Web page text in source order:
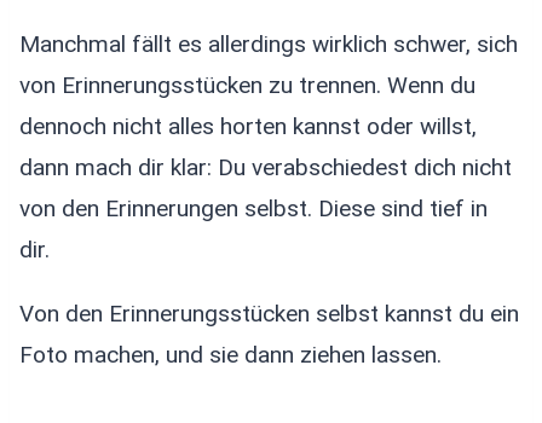
Manchmal fällt es allerdings wirklich schwer, sich
von Erinnerungsstücken zu trennen. Wenn du
dennoch nicht alles horten kannst oder willst,
dann mach dir klar: Du verabschiedest dich nicht
von den Erinnerungen selbst. Diese sind tief in
dir.
Von den Erinnerungsstücken selbst kannst du ein
Foto machen, und sie dann ziehen lassen.